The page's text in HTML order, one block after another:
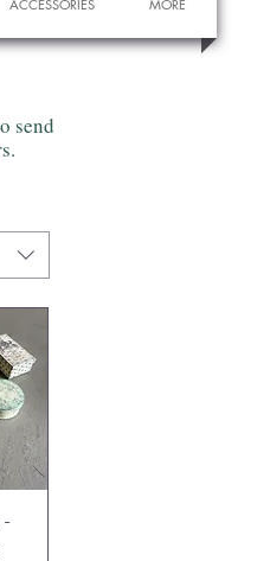
ACCESSORIES MORE
send
-